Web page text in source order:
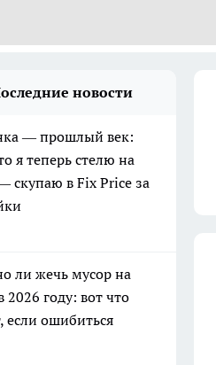
новости
— прошлый век:
я теперь стелю на
скупаю в Fix Price за
ли жечь мусор на
2026 году: вот что
если ошибиться